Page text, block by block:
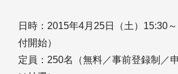
日時：2015年4月25日（土）15:30
付開始）
定員：250名（無料／事前登録制／